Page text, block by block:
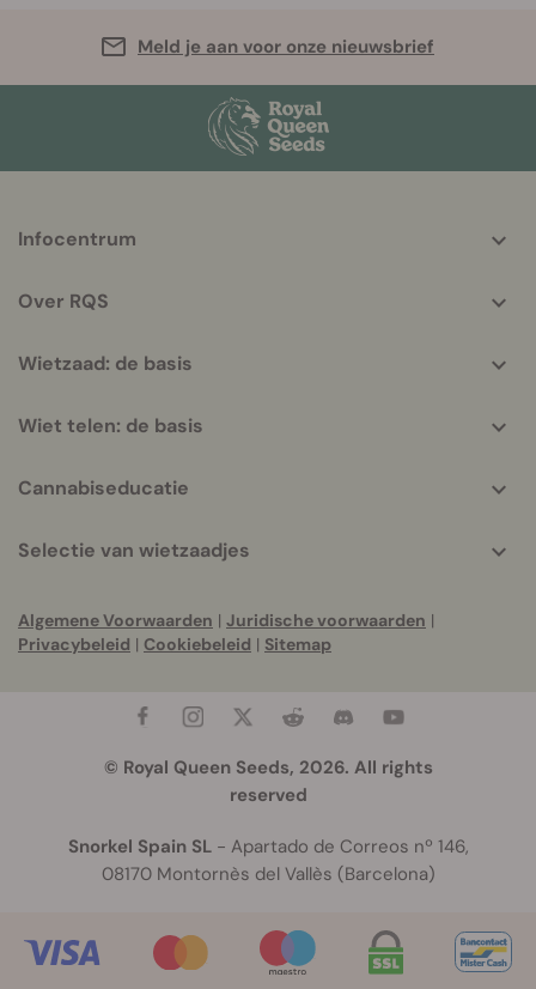
Meld je aan voor onze nieuwsbrief
helpful
Infocentrum
Over RQS
Wietzaad: de basis
Wiet telen: de basis
Cannabiseducatie
Selectie van wietzaadjes
Algemene Voorwaarden | Juridische voorwaarden |
Privacybeleid | Cookiebeleid | Sitemap
© Royal Queen Seeds, 2026. All rights
reserved
Snorkel Spain SL- Apartado de Correos nº 146,
08170 Montornès del Vallès (Barcelona)